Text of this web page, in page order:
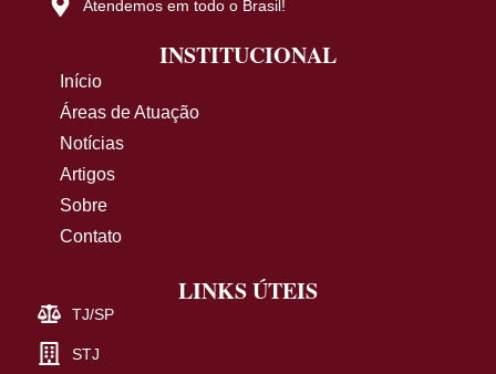
Atendemos em todo o Brasil!
INSTITUCIONAL
Início
Áreas de Atuação
Notícias
Artigos
Sobre
Contato
LINKS ÚTEIS
TJ/SP
STJ